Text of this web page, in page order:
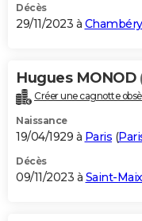
Décès
29/11/2023 à Chambéry
Hugues MONOD
Créer une cagnotte
Naissance
19/04/1929 à Paris (
Décès
09/11/2023 à Saint-